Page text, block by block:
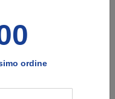
Info
ordine